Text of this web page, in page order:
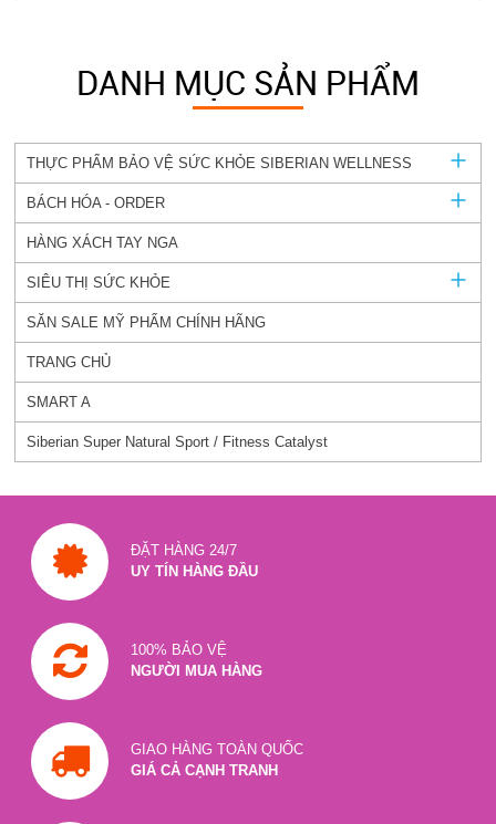
DANH MỤC SẢN PHẨM
THỰC PHẨM BẢO VỆ SỨC KHỎE SIBERIAN WELLNESS
BÁCH HÓA - ORDER
HÀNG XÁCH TAY NGA
SIÊU THỊ SỨC KHỎE
SĂN SALE MỸ PHẨM CHÍNH HÃNG
TRANG CHỦ
SMART A
Siberian Super Natural Sport / Fitness Catalyst
ĐẶT HÀNG 24/7
UY TÍN HÀNG ĐẦU
100% BẢO VỆ
NGƯỜI MUA HÀNG
GIAO HÀNG TOÀN QUỐC
GIÁ CẢ CẠNH TRANH